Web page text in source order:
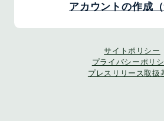
アカウントの作成（
サイトポリシー
プライバシーポリ
プレスリリース取扱